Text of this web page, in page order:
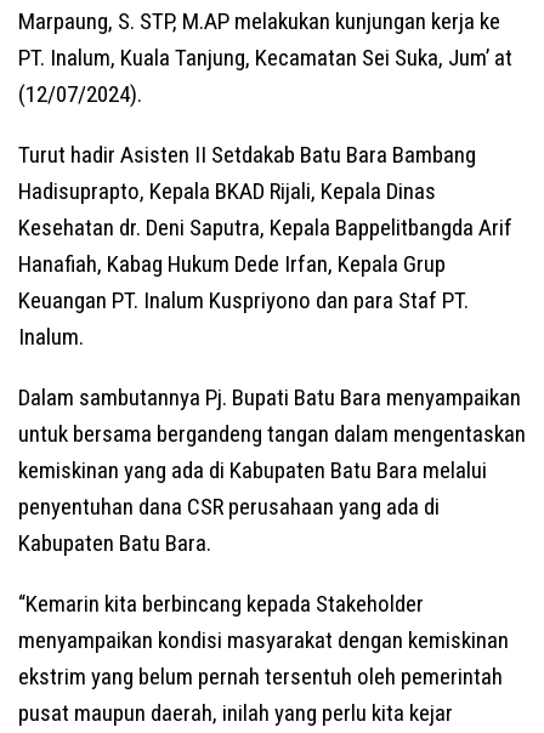
Marpaung, S. STP, M.AP melakukan kunjungan kerja ke
PT. Inalum, Kuala Tanjung, Kecamatan Sei Suka, Jum’ at
(12/07/2024).
Turut hadir Asisten II Setdakab Batu Bara Bambang
Hadisuprapto, Kepala BKAD Rijali, Kepala Dinas
Kesehatan dr. Deni Saputra, Kepala Bappelitbangda Arif
Hanafiah, Kabag Hukum Dede Irfan, Kepala Grup
Keuangan PT. Inalum Kuspriyono dan para Staf PT.
Inalum.
Dalam sambutannya Pj. Bupati Batu Bara menyampaikan
untuk bersama bergandeng tangan dalam mengentaskan
kemiskinan yang ada di Kabupaten Batu Bara melalui
penyentuhan dana CSR perusahaan yang ada di
Kabupaten Batu Bara.
“Kemarin kita berbincang kepada Stakeholder
menyampaikan kondisi masyarakat dengan kemiskinan
ekstrim yang belum pernah tersentuh oleh pemerintah
pusat maupun daerah, inilah yang perlu kita kejar